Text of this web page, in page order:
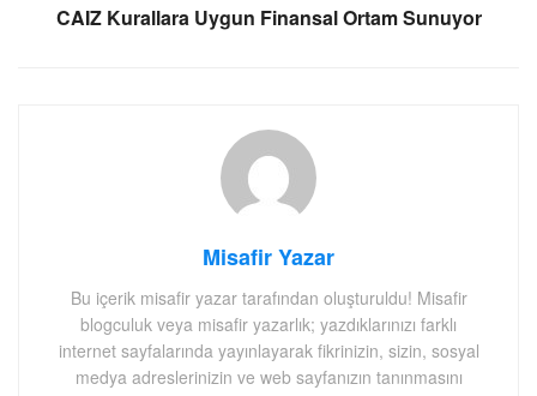
CAIZ Kurallara Uygun Finansal Ortam Sunuyor
Misafir Yazar
Bu içerik misafir yazar tarafından oluşturuldu! Misafir
blogculuk veya misafir yazarlık; yazdıklarınızı farklı
internet sayfalarında yayınlayarak fikrinizin, sizin, sosyal
medya adreslerinizin ve web sayfanızın tanınmasını